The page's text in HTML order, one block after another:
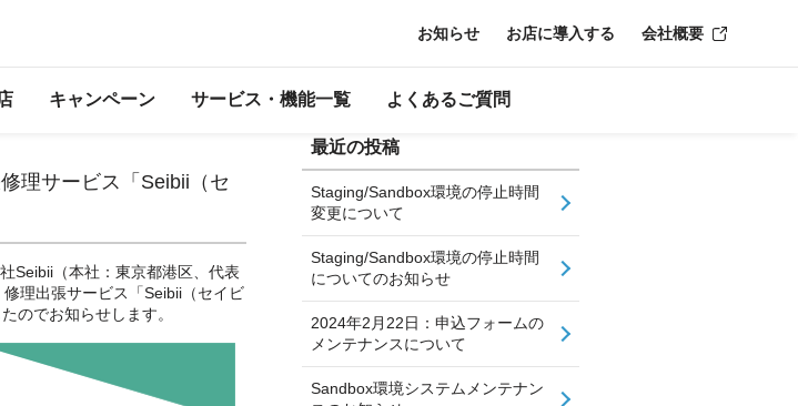
キャンペーン サービス・機能一覧 よくあるご質問
お知らせ お店に導入する 会社概要
向けお知らせ
理サービス「Seibii（セ
Seibii（本社：東京都港区、代表
理出張サービス「Seibii（セイビ
のでお知らせします。
最近の投稿
Staging/Sandbox環境の停止時間
変更について
Staging/Sandbox環境の停止時間
についてのお知らせ
2024年2月22日：申込フォームの
メンテナンスについて
Sandbox環境システムメンテナン